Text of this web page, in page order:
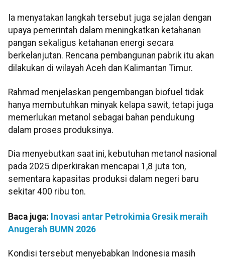
Ia menyatakan langkah tersebut juga sejalan dengan
upaya pemerintah dalam meningkatkan ketahanan
pangan sekaligus ketahanan energi secara
berkelanjutan. Rencana pembangunan pabrik itu akan
dilakukan di wilayah Aceh dan Kalimantan Timur.
Rahmad menjelaskan pengembangan biofuel tidak
hanya membutuhkan minyak kelapa sawit, tetapi juga
memerlukan metanol sebagai bahan pendukung
dalam proses produksinya.
Dia menyebutkan saat ini, kebutuhan metanol nasional
pada 2025 diperkirakan mencapai 1,8 juta ton,
sementara kapasitas produksi dalam negeri baru
sekitar 400 ribu ton.
Baca juga: Inovasi antar Petrokimia Gresik meraih
Anugerah BUMN 2026
Kondisi tersebut menyebabkan Indonesia masih